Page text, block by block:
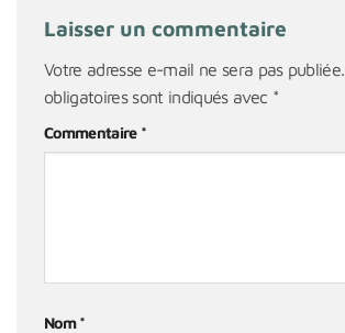
Laisser un commentaire
Votre adresse e-mail ne sera pas publiée.
obligatoires sont indiqués avec *
Commentaire *
Nom*